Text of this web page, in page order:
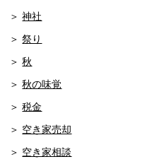
神社
祭り
秋
秋の味覚
税金
空き家売却
空き家相談